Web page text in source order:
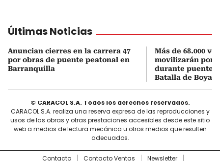
Últimas Noticias
Anuncian cierres en la carrera 47
por obras de puente peatonal en
Barranquilla
Más de 68.000
movilizarán por
durante puente
Batalla de Boyacá
© CARACOL S.A. Todos los derechos reservados.
CARACOL S.A. realiza una reserva expresa de las reproducciones y
usos de las obras y otras prestaciones accesibles desde este sitio
web a medios de lectura mecánica u otros medios que resulten
adecuados.
Contacto Contacto Ventas Newsletter